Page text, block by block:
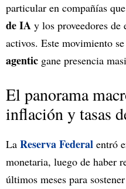
particular en compañías
de IA y los proveedores de
activos. Este movimiento
agentic gane presencia
El panorama
inflación y tasas
La Reserva Federal entró
monetaria, luego de haber
últimos meses para